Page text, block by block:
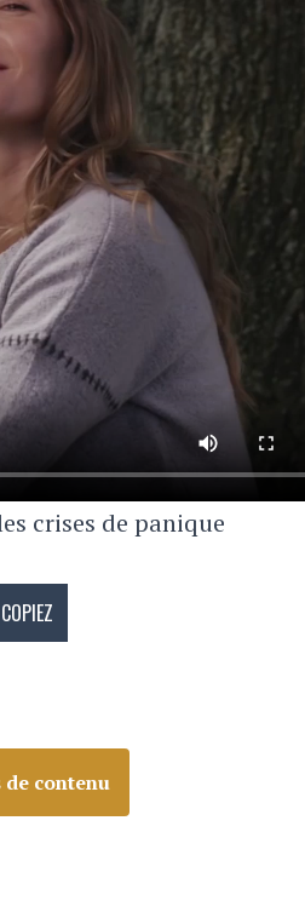
crises de panique
COPIEZ
de contenu